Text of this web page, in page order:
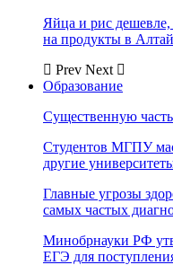
Яйца и рис
на продукты в
Prev Next
Образование
Существенную
Студентов МГПУ
другие
Главные угрозы
самых частых
Минобрнауки РФ
ЕГЭ для